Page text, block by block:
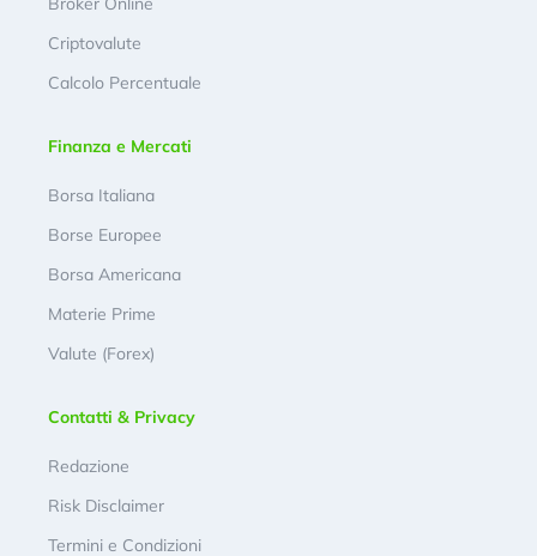
Criptovalute
Calcolo Percentuale
Finanza e Mercati
Borsa Italiana
Borse Europee
Borsa Americana
Materie Prime
Valute (Forex)
Contatti & Privacy
Redazione
Risk Disclaimer
Termini e Condizioni